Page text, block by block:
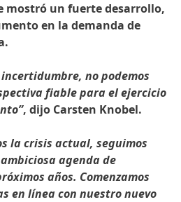
mostró un fuerte desarrollo,
en la demanda de
no podemos
fiable para el ejercicio
, dijo Carsten Knobel.
la crisis actual, seguimos
agenda de
años. Comenzamos
en línea con nuestro nuevo